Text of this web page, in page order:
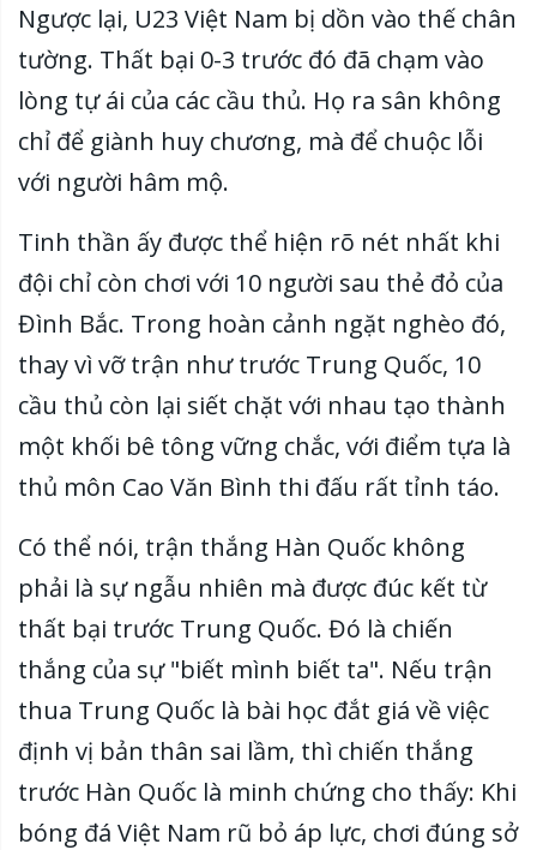
Ngược lại, U23 Việt Nam bị dồn vào thế chân
tường. Thất bại 0-3 trước đó đã chạm vào
lòng tự ái của các cầu thủ. Họ ra sân không
chỉ để giành huy chương, mà để chuộc lỗi
với người hâm mộ.
Tinh thần ấy được thể hiện rõ nét nhất khi
đội chỉ còn chơi với 10 người sau thẻ đỏ của
Đình Bắc. Trong hoàn cảnh ngặt nghèo đó,
thay vì vỡ trận như trước Trung Quốc, 10
cầu thủ còn lại siết chặt với nhau tạo thành
một khối bê tông vững chắc, với điểm tựa là
thủ môn Cao Văn Bình thi đấu rất tỉnh táo.
Có thể nói, trận thắng Hàn Quốc không
phải là sự ngẫu nhiên mà được đúc kết từ
thất bại trước Trung Quốc. Đó là chiến
thắng của sự "biết mình biết ta". Nếu trận
thua Trung Quốc là bài học đắt giá về việc
định vị bản thân sai lầm, thì chiến thắng
trước Hàn Quốc là minh chứng cho thấy: Khi
bóng đá Việt Nam rũ bỏ áp lực, chơi đúng sở